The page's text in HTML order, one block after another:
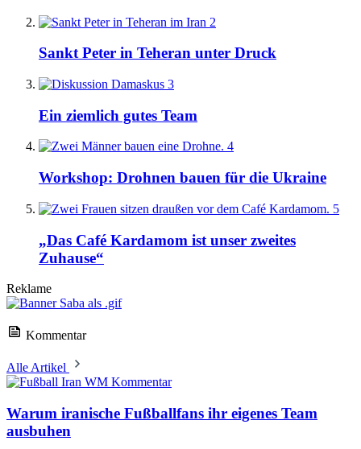
2
Sankt Peter in Teheran unter Druck
3
Ein ziemlich gutes Team
4
Workshop: Drohnen bauen für die Ukraine
5
„Das Café Kardamom ist unser zweites
Zuhause“
Reklame
Kommentar
Alle Artikel
Kommentar
Warum iranische Fußballfans ihr eigenes Team
ausbuhen